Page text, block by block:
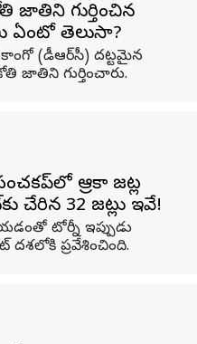
జాతిని గుర్తించిన
ఏంటో తెలుసా?
కాంగో (డీఆర్‌సీ) దట్టమైన
జాతిని గుర్తించారు.
ఆఫ్రికా జట్ల
చేరిన 32 జట్లు ఇవే!
టోర్నీ ఇప్పుడు
ప్రవేశించింది.